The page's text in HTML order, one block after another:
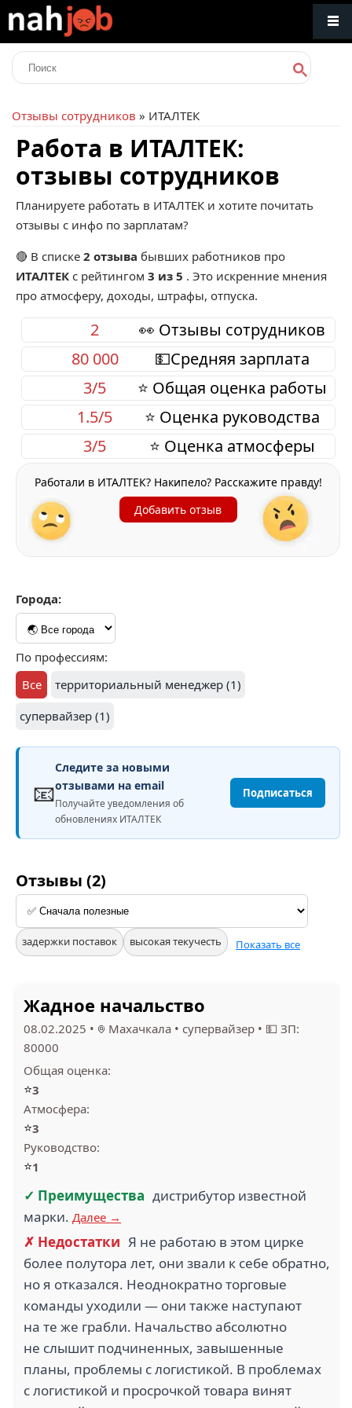
Отзывы сотрудников » ИТАЛТЕК
Работа в ИТАЛТЕК:
отзывы сотрудников
Планируете работать в ИТАЛТЕК и хотите почитать
отзывы с инфо по зарплатам?
🔴 В списке 2 отзыва бывших работников про
ИТАЛТЕК с рейтингом 3 из 5 . Это искренние мнения
про атмосферу, доходы, штрафы, отпуска.
👀 Отзывы сотрудников
2
💵Средняя зарплата
80 000
⭐ Общая оценка работы
3/5
⭐ Оценка руководства
1.5/5
⭐ Оценка атмосферы
3/5
Работали в ИТАЛТЕК? Накипело? Расскажите правду!
Добавить отзыв
Города:
По профессиям:
Все
территориальный менеджер (1)
супервайзер (1)
📧
Следите за новыми
отзывами на email
Получайте уведомления об
обновлениях ИТАЛТЕК
Подписаться
Отзывы (2)
задержки поставок высокая текучесть Показать все
Жадное начальство
08.02.2025 • Махачкала • супервайзер • 💵 ЗП:
80000
Общая оценка:
⭐3
Атмосфера:
⭐3
Руководство:
⭐1
✓ Преимущества дистрибутор известной
марки. Далее →
✗ Недостатки Я не работаю в этом цирке
более полутора лет, они звали к себе обратно,
но я отказался. Неоднократно торговые
команды уходили — они также наступают
на те же грабли. Начальство абсолютно
не слышит подчиненных, завышенные
планы, проблемы с логистикой. В проблемах
с логистикой и просрочкой товара винят